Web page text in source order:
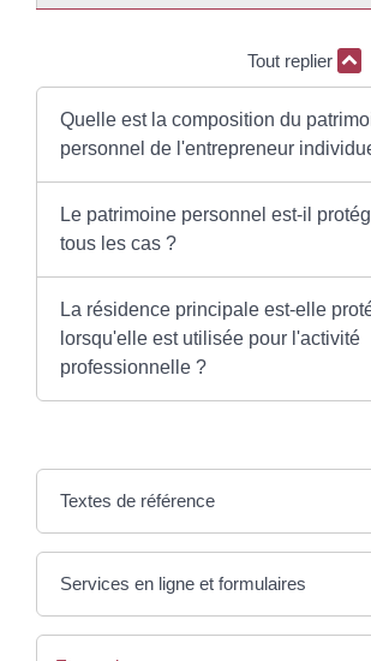
Tout replier
Quelle est la composition du
personnel de l'entrepreneur
Le patrimoine personnel est-il
tous les cas ?
La résidence principale est-elle
lorsqu'elle est utilisée pour l'activité
professionnelle ?
Textes de référence
Services en ligne et formulaires